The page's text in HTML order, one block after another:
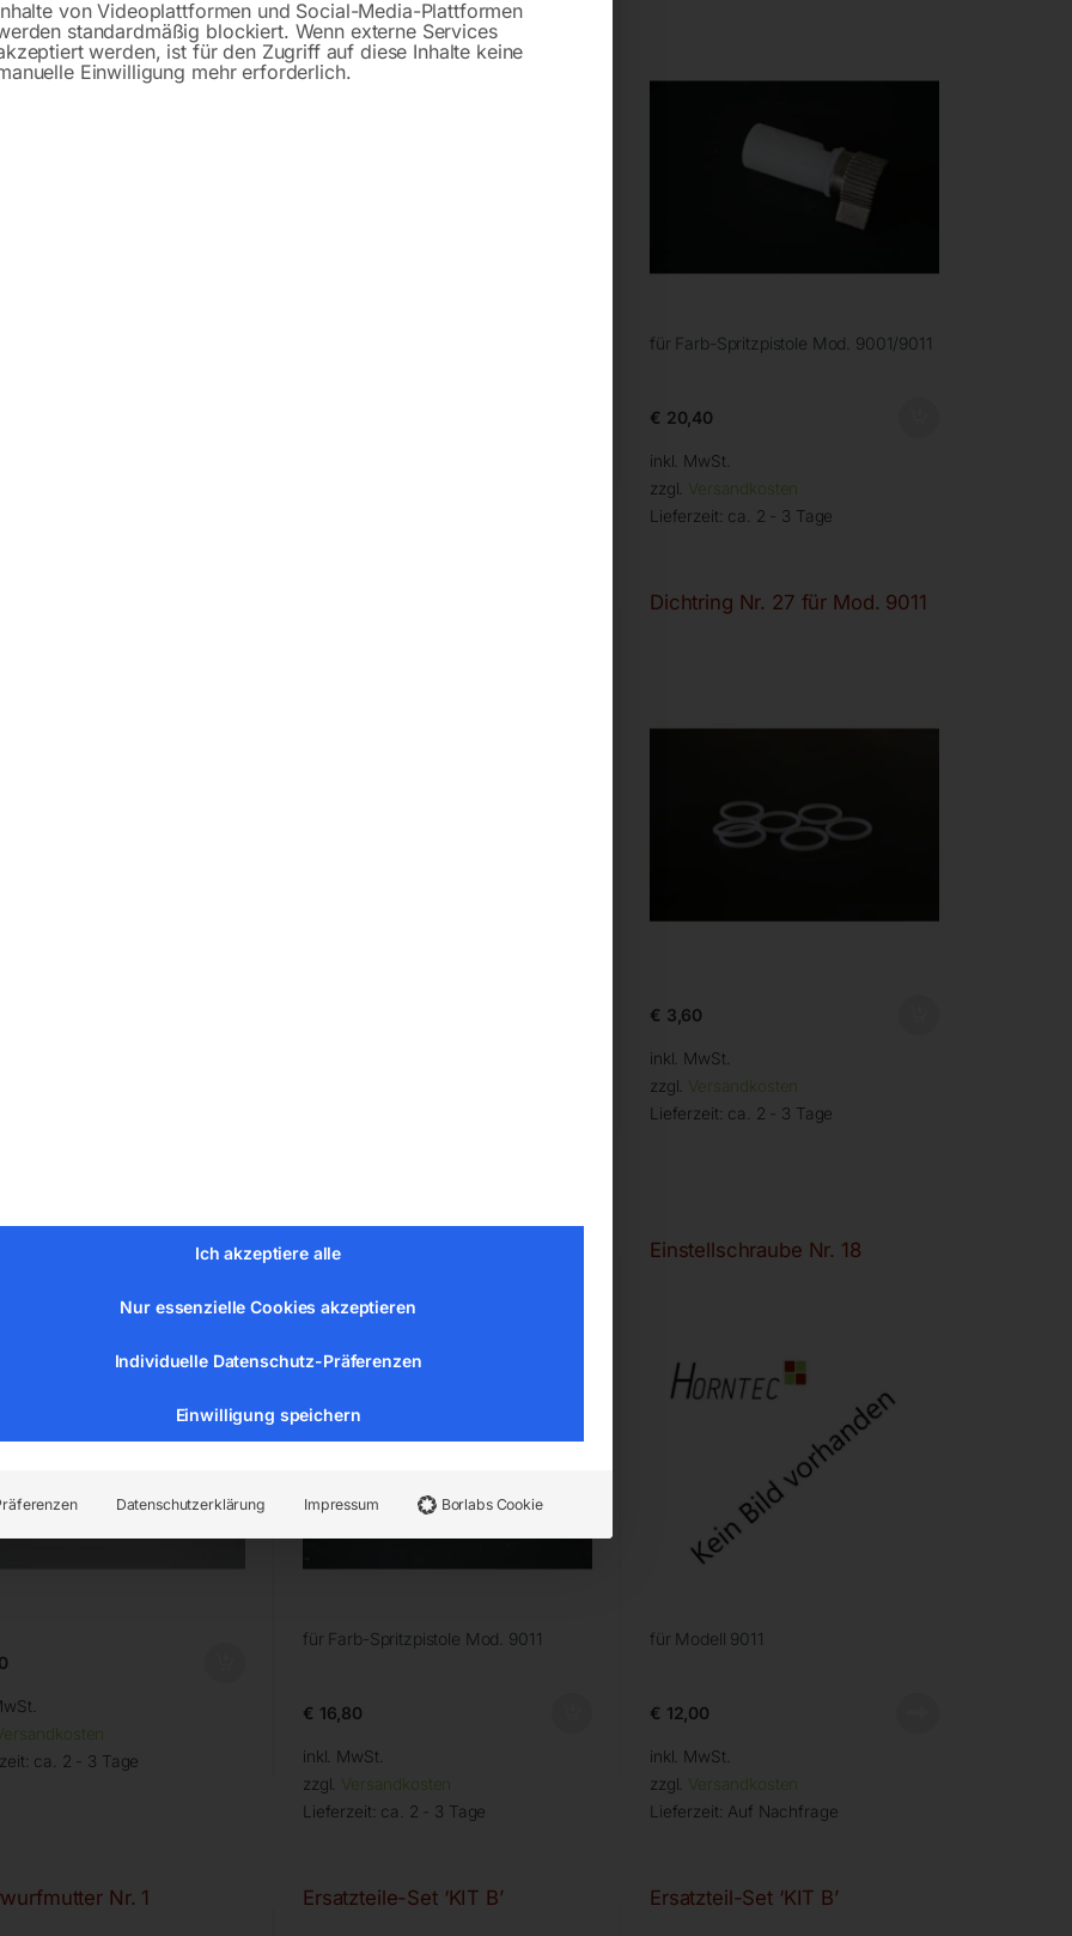
für Farb-Spritzpistole Mod. 9001/9011
€ 20,40
inkl. MwSt.
zzgl. Versandkosten
Lieferzeit: ca. 2 - 3 Tage
Dichtring Nr. 27 für Mod. 9011
€ 3,60
inkl. MwSt.
zzgl. Versandkosten
Lieferzeit: ca. 2 - 3 Tage
Nr. 28 für Mod. 9011
ca. 2 - 3 Tage
Ersatzteile-Set ‘KIT E’
für Farb-Spritzpistole Mod. 9011
€ 16,80
inkl. MwSt.
zzgl. Versandkosten
Lieferzeit: ca. 2 - 3 Tage
Einstellschraube Nr. 18
für Modell 9011
€ 12,00
inkl. MwSt.
zzgl. Versandkosten
Lieferzeit: Auf Nachfrage
Nr. 1 Ersatzteile-Set ‘KIT B’ Ersatzteil-Set ‘KIT B’
von Videoplattformen und Social-Media-Plattformen
standardmäßig blockiert. Wenn externe Services
werden, ist für den Zugriff auf diese Inhalte keine
Einwilligung mehr erforderlich.
Ich akzeptiere alle
Nur essenzielle Cookies akzeptieren
Individuelle Datenschutz-Präferenzen
Einwilligung speichern
Datenschutzerklärung Impressum Borlabs Cookie